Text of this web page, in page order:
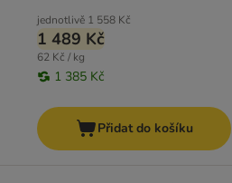
jednotlivě 1 558 Kč
1 489 Kč
62 Kč / kg
1 385 Kč
Přidat do košíku